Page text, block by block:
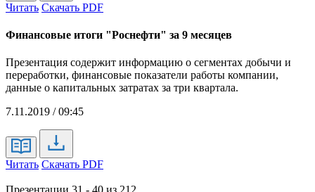
Читать Скачать PDF
Финансовые итоги "Роснефти" за 9 месяцев
Презентация содержит информацию о сегментах добычи и
переработки, финансовые показатели работы компании,
данные о капитальных затратах за три квартала.
7.11.2019 / 09:45
Читать Скачать PDF